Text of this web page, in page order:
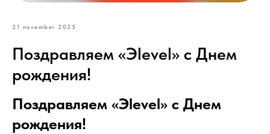
21 november 2025
Поздравляем «Эlevel» с Днем
рождения!
Поздравляем «Эlevel» с Днем
рождения!